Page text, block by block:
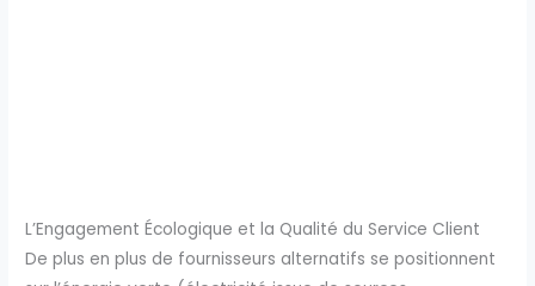
L’Engagement Écologique et la Qualité du Service Client
De plus en plus de fournisseurs alternatifs se positionnent